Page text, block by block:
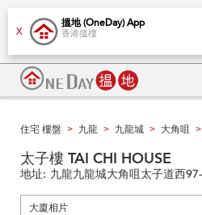
X
搵地 (OneDay) App
香港搵樓
住宅 樓盤 > 九龍 > 九龍城 > 大角咀 >
太子樓 TAI CHI HOUSE
地址: 九龍九龍城大角咀太子道西
大廈相片